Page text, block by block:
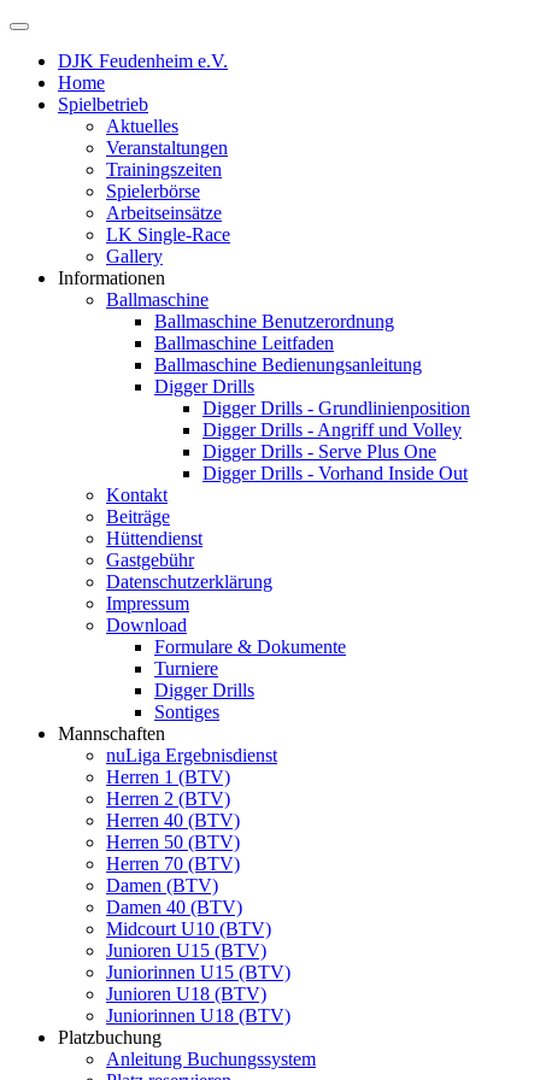
DJK Feudenheim e.V.
Home
Spielbetrieb
Aktuelles
Veranstaltungen
Trainingszeiten
Spielerbörse
Arbeitseinsätze
LK Single-Race
Gallery
Informationen
Ballmaschine
Ballmaschine Benutzerordnung
Ballmaschine Leitfaden
Ballmaschine Bedienungsanleitung
Digger Drills
Digger Drills - Grundlinienposition
Digger Drills - Angriff und Volley
Digger Drills - Serve Plus One
Digger Drills - Vorhand Inside Out
Kontakt
Beiträge
Hüttendienst
Gastgebühr
Datenschutzerklärung
Impressum
Download
Formulare & Dokumente
Turniere
Digger Drills
Sontiges
Mannschaften
nuLiga Ergebnisdienst
Herren 1 (BTV)
Herren 2 (BTV)
Herren 40 (BTV)
Herren 50 (BTV)
Herren 70 (BTV)
Damen (BTV)
Damen 40 (BTV)
Midcourt U10 (BTV)
Junioren U15 (BTV)
Juniorinnen U15 (BTV)
Junioren U18 (BTV)
Juniorinnen U18 (BTV)
Platzbuchung
Anleitung Buchungssystem